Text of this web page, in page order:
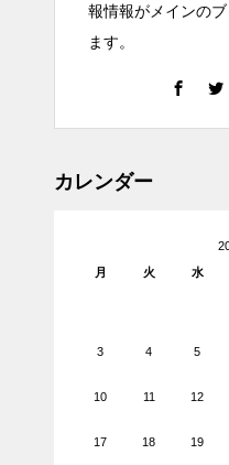
報情報がメインの
ます。
カレンダー
月
火 水
3 4 5
10 11 12
17 18 19